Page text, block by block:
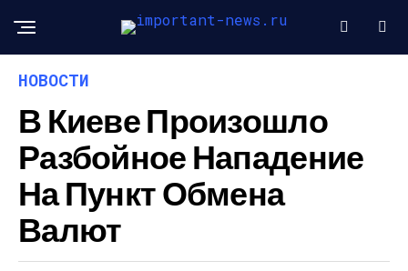
НОВОСТИ
В Киеве Произошло
Разбойное Нападение
На Пункт Обмена
Валют